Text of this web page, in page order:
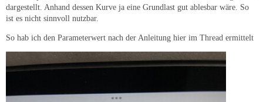
dargestellt. Anhand dessen Kurve ja eine Grundlast gut ablesbar wäre. So
ist es nicht sinnvoll nutzbar.
So hab ich den Parameterwert nach der Anleitung hier im Thread ermittelt